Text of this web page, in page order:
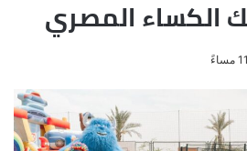
الكساء المصري